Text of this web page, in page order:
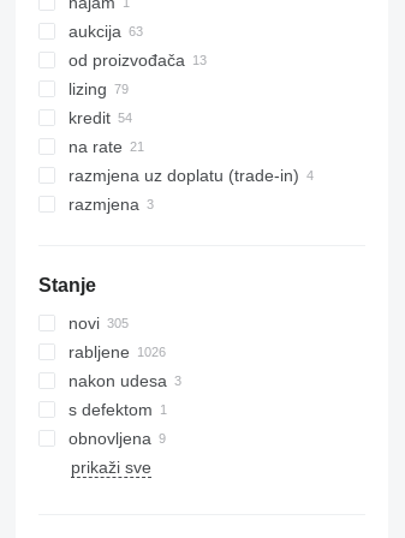
aukcija
od proizvođača
lizing
kredit
na rate
razmjena uz doplatu (trade-in)
razmjena
Stanje
novi
rabljene
nakon udesa
s defektom
obnovljena
prikaži sve